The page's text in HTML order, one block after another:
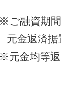
※ ご融資期
元金返済据
※元金均等